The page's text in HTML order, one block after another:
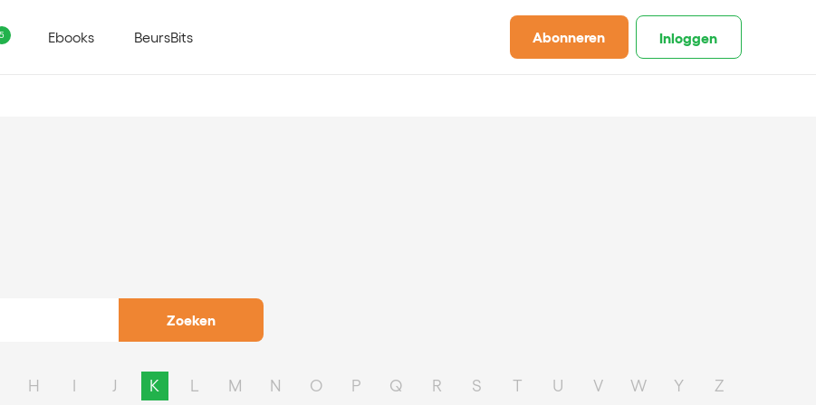
Ebooks BeursBits Abonneren Inloggen
Zoeken
H J K L M N O P Q R S T U V W Y Z